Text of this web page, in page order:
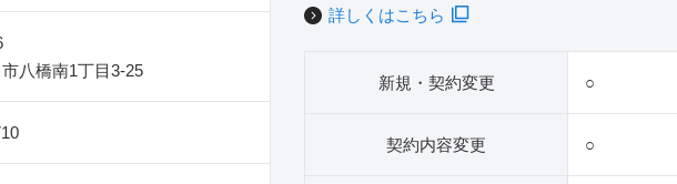
八橋南1丁目3‐25
詳しくはこちら
新規・契約変更 ○
契約内容変更 ○